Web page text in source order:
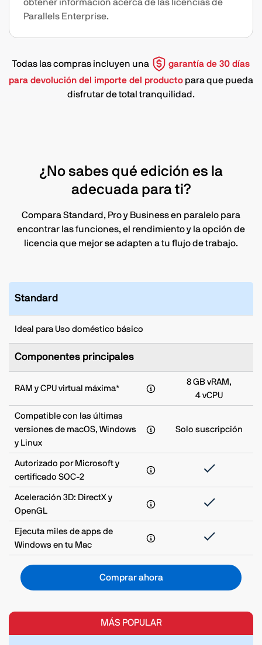
obtener información acerca de las licencias de
Parallels Enterprise.
Todas las compras incluyen una
garantía de 30 días
para devolución del importe del producto para que pueda
disfrutar de total tranquilidad.
¿No sabes qué edición es la
adecuada para ti?
Compara Standard, Pro y Business en paralelo para
encontrar las funciones, el rendimiento y la opción de
licencia que mejor se adapten a tu flujo de trabajo.
Standard
Ideal para Uso doméstico básico
Componentes principales
RAM y CPU virtual máxima*
8 GB vRAM,
4 vCPU
Compatible con las últimas
versiones de macOS, Windows
y Linux
Solo suscripción
Autorizado por Microsoft y
certificado SOC-2
Aceleración 3D: DirectX y
OpenGL
Ejecuta miles de apps de
Windows en tu Mac
Comprar ahora
MÁS POPULAR